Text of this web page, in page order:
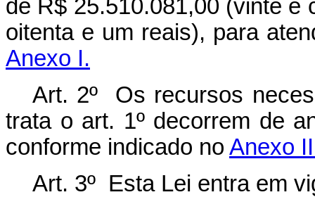
de R$ 25.510.081,00 (vinte e
oitenta e um reais), para
Anexo I.
Art. 2º Os recursos
trata o art. 1º decorrem de
conforme indicado no Anexo
Art. 3º Esta Lei entra em